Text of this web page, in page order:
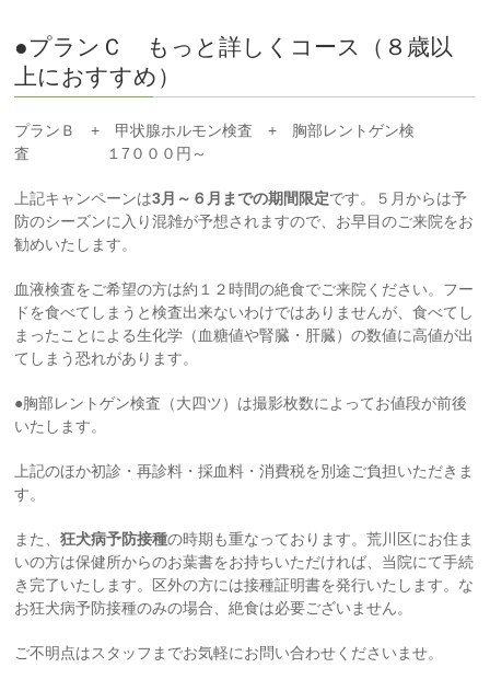
●プランＣ もっと詳しくコース（８歳以
上におすすめ）
プランＢ + 甲状腺ホルモン検査 + 胸部レントゲン検
査 １7０００円～
上記キャンペーンは3月～６月までの期間限定です。５月からは予
防のシーズンに入り混雑が予想されますので、お早目のご来院をお
勧めいたします。
血液検査をご希望の方は約１２時間の絶食でご来院ください。フー
ドを食べてしまうと検査出来ないわけではありませんが、食べてし
まったことによる生化学（血糖値や腎臓・肝臓）の数値に高値が出
てしまう恐れがあります。
●胸部レントゲン検査（大四ツ）は撮影枚数によってお値段が前後
いたします。
上記のほか初診・再診料・採血料・消費税を別途ご負担いただきま
す。
また、狂犬病予防接種の時期も重なっております。荒川区にお住ま
いの方は保健所からのお葉書をお持ちいただければ、当院にて手続
き完了いたします。区外の方には接種証明書を発行いたします。な
お狂犬病予防接種のみの場合、絶食は必要ございません。
ご不明点はスタッフまでお気軽にお問い合わせくださいませ。